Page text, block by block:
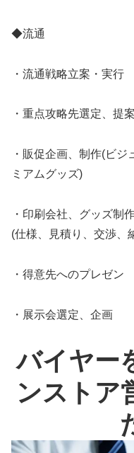
◆流通
・流通戦略立案・実行
・重点攻略先選定、提
・販促企画、制作(ビ
ミアムグッズ)
・印刷会社、グッズ制
(仕様、見積り、交渉、
・得意先へのプレゼン
・展示会選定、企画
バイヤー
ンストア